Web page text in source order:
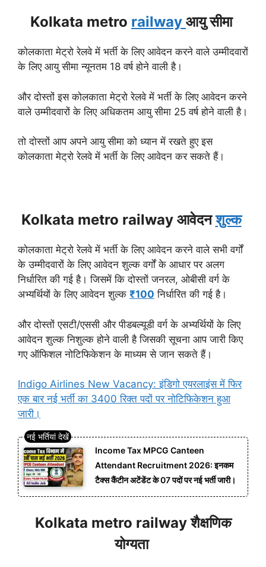
Kolkata metro railway आयु सीमा
कोलकाता मेट्रो रेलवे में भर्ती के लिए आवेदन करने वाले उम्मीदवारों
के लिए आयु सीमा न्यूनतम 18 वर्ष होने वाली है।
और दोस्तों इस कोलकाता मेट्रो रेलवे में भर्ती के लिए आवेदन करने
वाले उम्मीदवारों के लिए अधिकतम आयु सीमा 25 वर्ष होने वाली है।
तो दोस्तों आप अपने आयु सीमा को ध्यान में रखते हुए इस
कोलकाता मेट्रो रेलवे में भर्ती के लिए आवेदन कर सकते हैं।
Kolkata metro railway आवेदनशुल्क
कोलकाता मेट्रो रेलवे में भर्ती के लिए आवेदन करने वाले सभी वर्गों
के उम्मीदवारों के लिए आवेदन शुल्क वर्गों के आधार पर अलग
निर्धारित की गई है।जिसमें कि दोस्तों जनरल, ओबीसी वर्ग के
अभ्यर्थियों के लिए आवेदन शुल्क ₹100 निर्धारित की गई है।
और दोस्तों एसटी/एससी और पीडबल्यूडी वर्ग के अभ्यर्थियों के लिए
आवेदन शुल्क निशुल्क होने वाली है जिसकी सूचना आप जारी किए
गए ऑफिशल नोटिफिकेशन के माध्यम से जान सकते हैं।
Indigo Airlines New Vacancy: इंडिगो एयरलाइंस में फिर
एक बार नई भर्ती का 3400 रिक्त पदों पर नोटिफिकेशन हुआ
जारी।
Income Tax MPCG Canteen
Attendant Recruitment 2026: इनकम
टैक्स कैंटीन अटेंडेंट के 07 पदों पर नई भर्ती जारी।
Kolkata metro railway शैक्षणिक
योग्यता